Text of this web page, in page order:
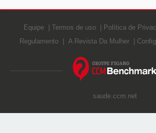
Equipe Termos de uso Política de
Regulamento
A Revista Da Mulher
saude.ccm.net